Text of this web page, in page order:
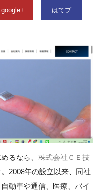
google+ はてブ
るなら、株式会社ＯＥ技
2008年の設立以来、同社
動車や通信、医療、バイ